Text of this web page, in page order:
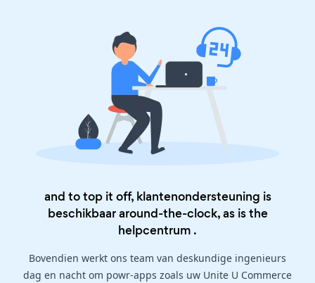
and to top it off, klantenondersteuning is
beschikbaar around-the-clock, as is the
helpcentrum .
Bovendien werkt ons team van deskundige ingenieurs
dag en nacht om powr-apps zoals uw Unite U Commerce